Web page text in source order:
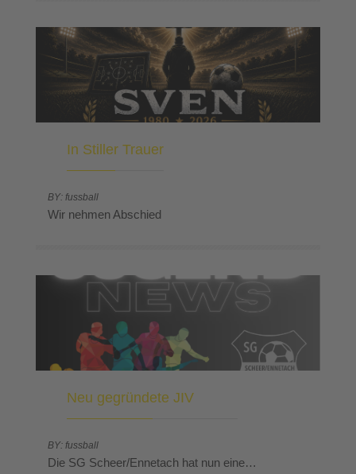
In Stiller Trauer
BY: fussball
Wir nehmen Abschied
Neu gegründete JIV
BY: fussball
Die SG Scheer/Ennetach hat nun eine…